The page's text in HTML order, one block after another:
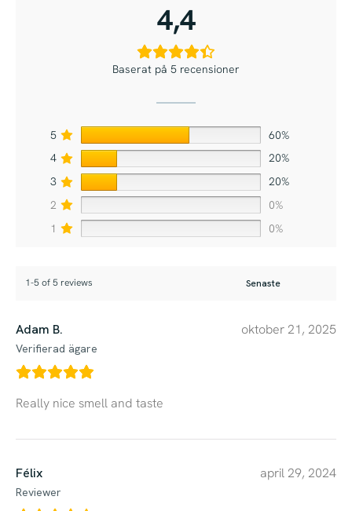
4,4
Baserat på 5 recensioner
5
60%
4
20%
3
20%
2
0%
1
0%
1-5 of 5 reviews
Adam B.
Verifierad ägare
oktober 21, 2025
Really nice smell and taste
Félix
Reviewer
april 29, 2024